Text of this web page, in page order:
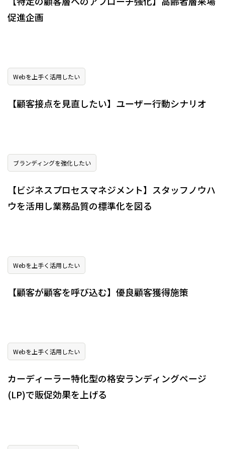
促進企画
Webを上手く活用したい
【顧客接点を見直したい】ユーザー行動シナリオ
ブランディングを強化したい
【ビジネスプロセスマネジメント】スタッフノウハ
ウを活用し業務品質の標準化を図る
Webを上手く活用したい
【顧客が顧客を呼び込む】優良顧客獲得施策
Webを上手く活用したい
カーディーラー特化型の格安ランディングページ
(LP)で販促効果を上げる